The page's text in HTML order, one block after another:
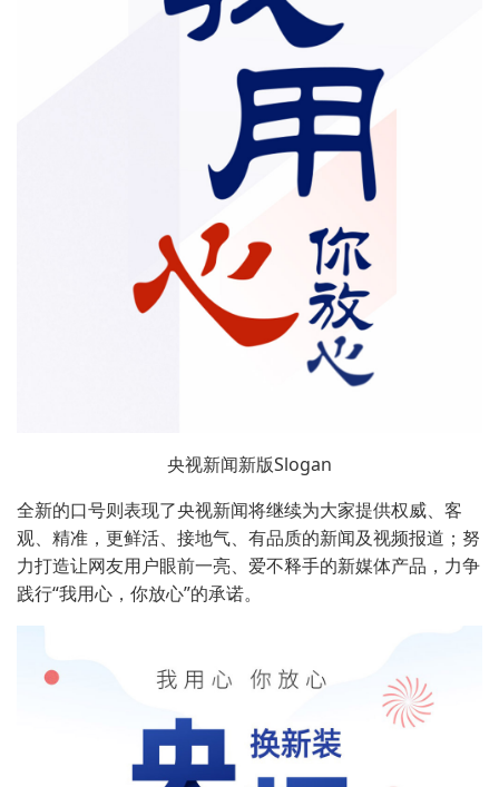
央视新闻新版Slogan
全新的口号则表现了央视新闻将继续为大家提供权威、客
观、精准，更鲜活、接地气、有品质的新闻及视频报道；努
力打造让网友用户眼前一亮、爱不释手的新媒体产品，力争
践行“我用心，你放心”的承诺。